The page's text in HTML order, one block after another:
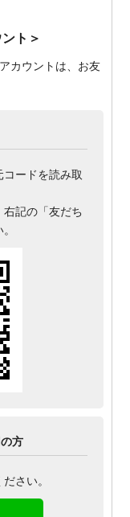
ト＞
カウントは、お友
ードを読み取
右記の「友だち
方
さい。